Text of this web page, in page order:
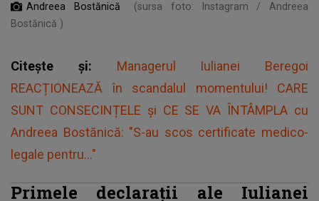
Andreea Bostănică
(sursa foto: Instagram / Andreea
Bostănică )
Citește și: Managerul Iulianei Beregoi
REACȚIONEAZĂ în scandalul momentului! CARE
SUNT CONSECINȚELE și CE SE VA ÎNTÂMPLA cu
Andreea Bostănică: "S-au scos certificate medico-
legale pentru..."
Primele declarații ale Iulianei